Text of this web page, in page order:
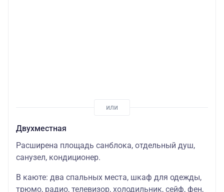
Двухместная
Расширена площадь санблока, отдельный душ,
санузел, кондиционер.
В каюте: два спальных места, шкаф для одежды,
трюмо, радио, телевизор, холодильник, сейф, фен,